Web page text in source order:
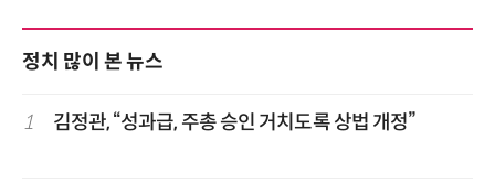
정치 많이 본 뉴스
1 김정관, “성과급, 주총 승인 거치도록 상법 개정”